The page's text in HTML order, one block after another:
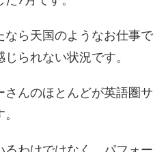
なら天国のようなお仕事で
られない状況です。
んのほとんどが英語圏サ